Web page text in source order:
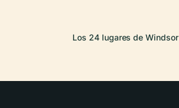
Los 24 lugares de Windsor